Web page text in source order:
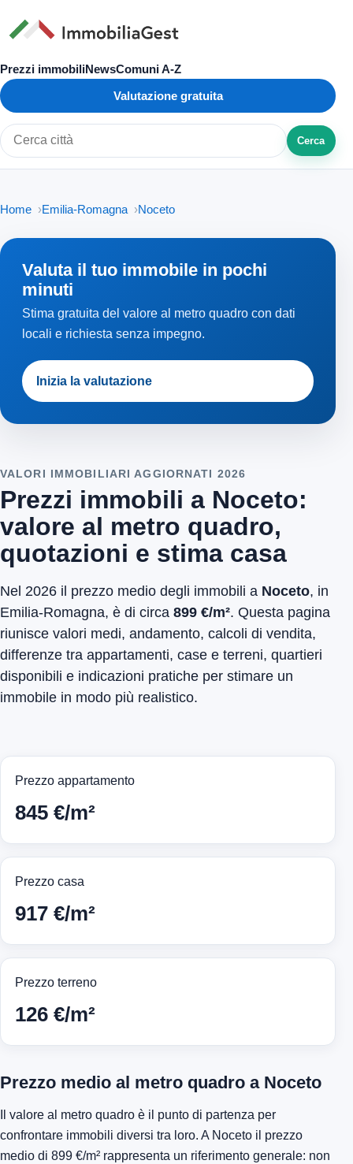
Prezzi immobiliNewsComuni A-Z
Valutazione gratuita
Cerca città o zona
Cerca
Home Emilia-Romagna Noceto
Valuta il tuo immobile in pochi
minuti
Stima gratuita del valore al metro quadro con dati
locali e richiesta senza impegno.
Inizia la valutazione
VALORI IMMOBILIARI AGGIORNATI 2026
Prezzi immobili a Noceto:
valore al metro quadro,
quotazioni e stima casa
Nel 2026 il prezzo medio degli immobili a Noceto, in
Emilia-Romagna, è di circa 899 €/m². Questa pagina
riunisce valori medi, andamento, calcoli di vendita,
differenze tra appartamenti, case e terreni, quartieri
disponibili e indicazioni pratiche per stimare un
immobile in modo più realistico.
Prezzo appartamento
845 €/m²
Prezzo casa
917 €/m²
Prezzo terreno
126 €/m²
Prezzo medio al metro quadro a Noceto
Il valore al metro quadro è il punto di partenza per
confrontare immobili diversi tra loro. A Noceto il prezzo
medio di 899 €/m² rappresenta un riferimento generale: non